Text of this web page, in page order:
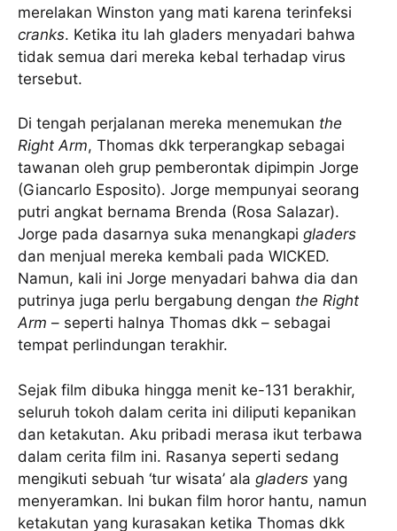
merelakan Winston yang mati karena terinfeksi
cranks. Ketika itu lah gladers menyadari bahwa
tidak semua dari mereka kebal terhadap virus
tersebut.
Di tengah perjalanan mereka menemukan the
Right Arm, Thomas dkk terperangkap sebagai
tawanan oleh grup pemberontak dipimpin Jorge
(Giancarlo Esposito). Jorge mempunyai seorang
putri angkat bernama Brenda (Rosa Salazar).
Jorge pada dasarnya suka menangkapi gladers
dan menjual mereka kembali pada WICKED.
Namun, kali ini Jorge menyadari bahwa dia dan
putrinya juga perlu bergabung dengan the Right
Arm – seperti halnya Thomas dkk – sebagai
tempat perlindungan terakhir.
Sejak film dibuka hingga menit ke-131 berakhir,
seluruh tokoh dalam cerita ini diliputi kepanikan
dan ketakutan. Aku pribadi merasa ikut terbawa
dalam cerita film ini. Rasanya seperti sedang
mengikuti sebuah ‘tur wisata’ ala gladers yang
menyeramkan. Ini bukan film horor hantu, namun
ketakutan yang kurasakan ketika Thomas dkk